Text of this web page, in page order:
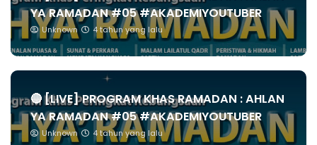
YA RAMADAN #05 #AKADEMIYOUTUBER
Unknown 4 tahun yang lalu
🔴 [LIVE] PROGRAM KHAS RAMADAN : AHLAN
YA RAMADAN #05 #AKADEMIYOUTUBER
Unknown 4 tahun yang lalu